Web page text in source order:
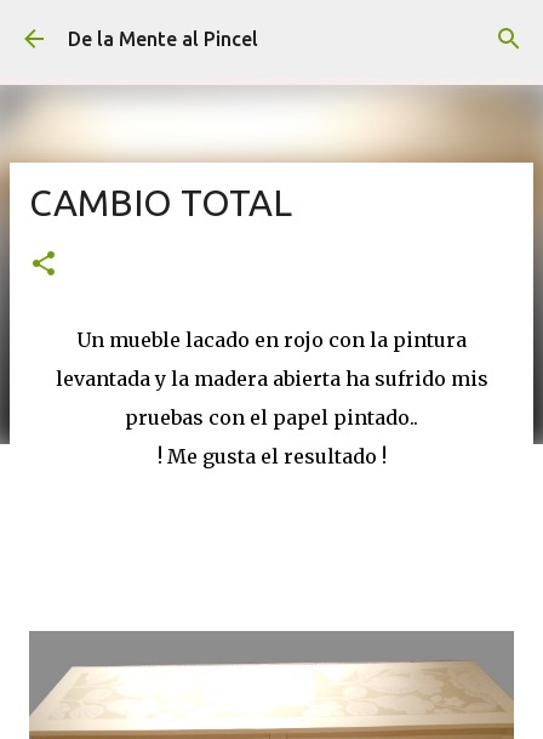
Ir al contenido principal
De la Mente al Pincel
CAMBIO TOTAL
Un mueble lacado en rojo con la pintura
levantada y la madera abierta ha sufrido mis
pruebas con el papel pintado..
! Me gusta el resultado !